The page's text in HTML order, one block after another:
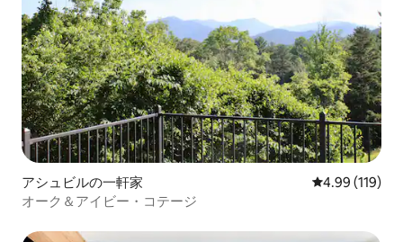
アシュビルの一軒家 レビュー119
4.99 (119)
オーク＆アイビー・コテージ